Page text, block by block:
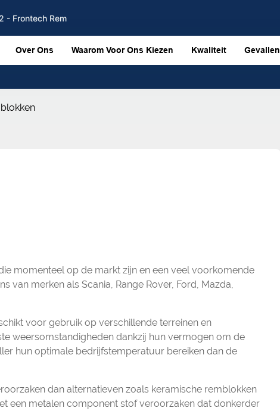
- Frontech Rem
Over Ons Waarom Voor Ons Kiezen Kwaliteit Gevallen
momenteel op de markt zijn en een veel voorkomende
van merken als Scania, Range Rover, Ford, Mazda,
voor gebruik op verschillende terreinen en
weersomstandigheden dankzij hun vermogen om de
hun optimale bedrijfstemperatuur bereiken dan de
dan alternatieven zoals keramische remblokken
een metalen component stof veroorzaken dat donkerder